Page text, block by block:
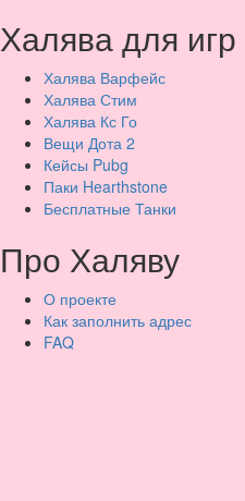
Халява для игр
Халява Варфейс
Халява Стим
Халява Кс Го
Вещи Дота 2
Кейсы Pubg
Паки Hearthstone
Бесплатные Танки
Про Халяву
О проекте
Как заполнить адрес
FAQ